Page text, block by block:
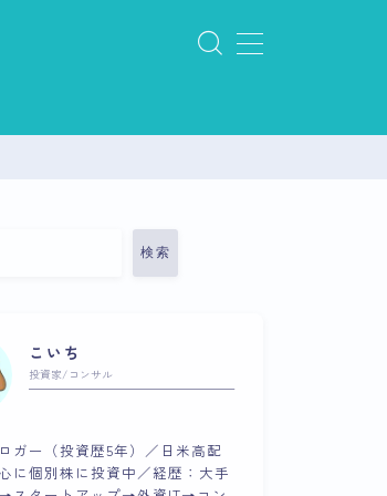
検索
こいち
投資家/コンサル
ガー（投資歴5年）／日米高配
に個別株に投資中／経歴：大手